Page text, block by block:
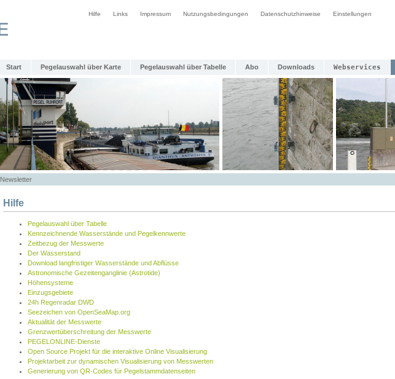
Hilfe Links Impressum Nutzungsbedingungen Datenschutzhinweise Einstellungen
Start Pegelauswahl über Karte Pegelauswahl über Tabelle Abo Downloads Webservices
Newsletter
Hilfe
Pegelauswahl über Tabelle
Kennzeichnende Wasserstände und Pegelkennwerte
Zeitbezug der Messwerte
Der Wasserstand
Download langfristiger Wasserstände und Abflüsse
Astronomische Gezeitenganglinie (Astrotide)
Höhensysteme
Einzugsgebiete
24h Regenradar DWD
Seezeichen von OpenSeaMap.org
Aktualität der Messwerte
Grenzwertüberschreitung der Messwerte
PEGELONLINE-Dienste
Open Source Projekt für die interaktive Online Visualisierung
Projektarbeit zur dynamischen Visualisierung von Messwerten
Generierung von QR-Codes für Pegelstammdatenseiten